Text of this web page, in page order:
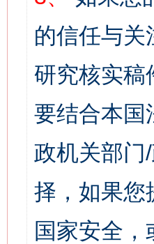
的信任与关
研究核实稿
要结合本国
政机关部门
择，如果您
国家安全